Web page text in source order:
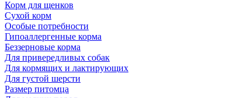
Корм для щенков
Сухой корм
Особые потребности
Гипоаллергенные корма
Беззерновые корма
Для привередливых собак
Для кормящих и лактирующих
Для густой шерсти
Размер питомца